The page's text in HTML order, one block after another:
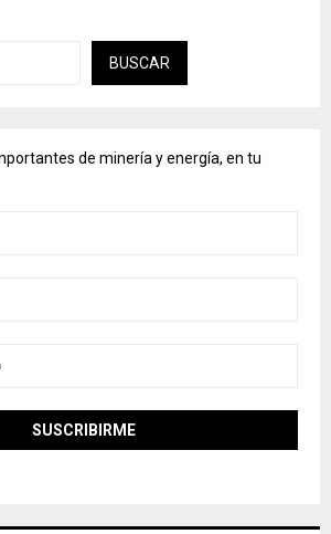
BUSCAR
de minería y energía, en tu